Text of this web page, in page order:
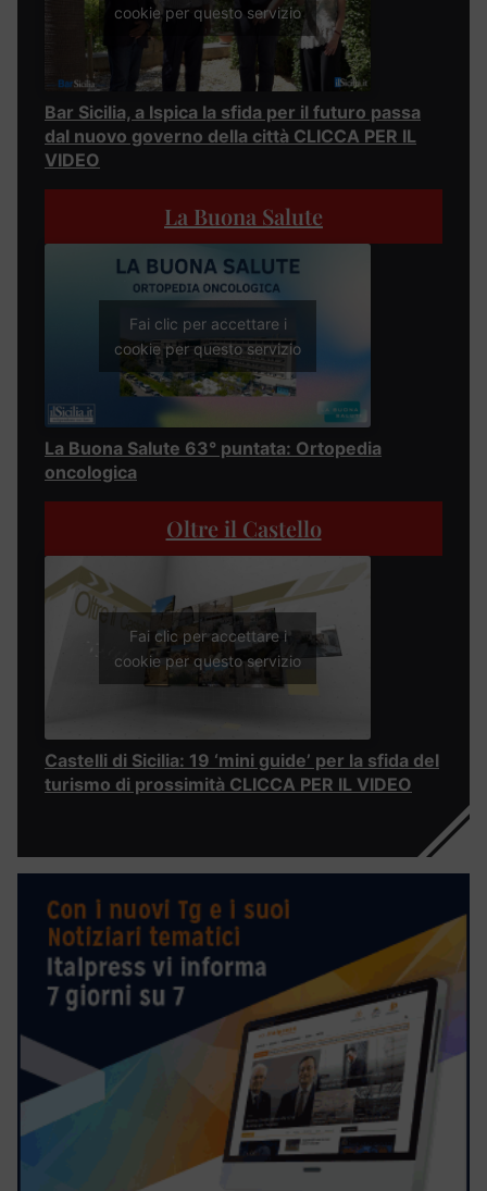
cookie per questo servizio
Bar Sicilia, a Ispica la sfida per il futuro passa
dal nuovo governo della città CLICCA PER IL
VIDEO
La Buona Salute
Fai clic per accettare i
cookie per questo servizio
La Buona Salute 63° puntata: Ortopedia
oncologica
Oltre il Castello
Fai clic per accettare i
cookie per questo servizio
Castelli di Sicilia: 19 ‘mini guide’ per la sfida del
turismo di prossimità CLICCA PER IL VIDEO